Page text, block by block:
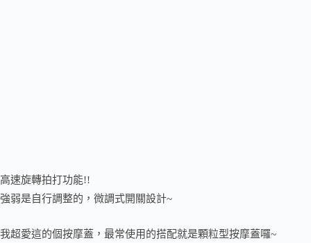
高速旋轉拍打功能!!
強弱是自行調整的，微調式開關設計~
我超愛這的個按摩蓋，最常使用的搭配就是顆粒型按摩蓋囉~